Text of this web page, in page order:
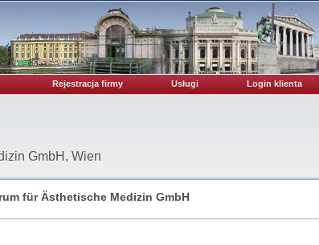
Rejestracja firmy Usługi Login klienta
GmbH, Wien
für Ästhetische Medizin GmbH